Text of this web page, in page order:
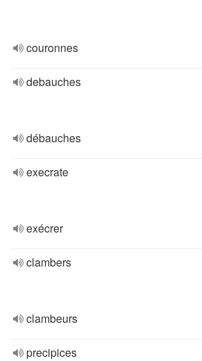
couronnes
debauches
débauches
execrate
exécrer
clambers
clambeurs
precipices